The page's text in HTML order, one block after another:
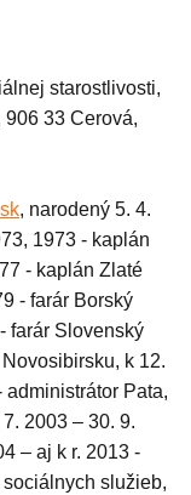
starostlivosti,
33 Cerová,
, narodený 5. 4.
1973 - kaplán
- kaplán Zlaté
- farár Borský
farár Slovenský
k 12.
administrátor Pata,
2003 – 30. 9.
– aj k r. 2013 -
služieb,